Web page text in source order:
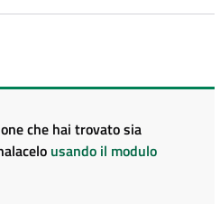
che hai trovato sia
usando il modulo